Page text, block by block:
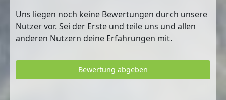
Uns liegen noch keine Bewertungen durch unsere
Nutzer vor. Sei der Erste und teile uns und allen
anderen Nutzern deine Erfahrungen mit.
Bewertung abgeben